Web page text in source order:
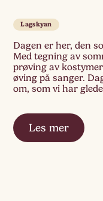
Lagskyan
Dagen er her, den
Med tegning av
prøving av
øving på sanger.
om, som vi har
Les mer